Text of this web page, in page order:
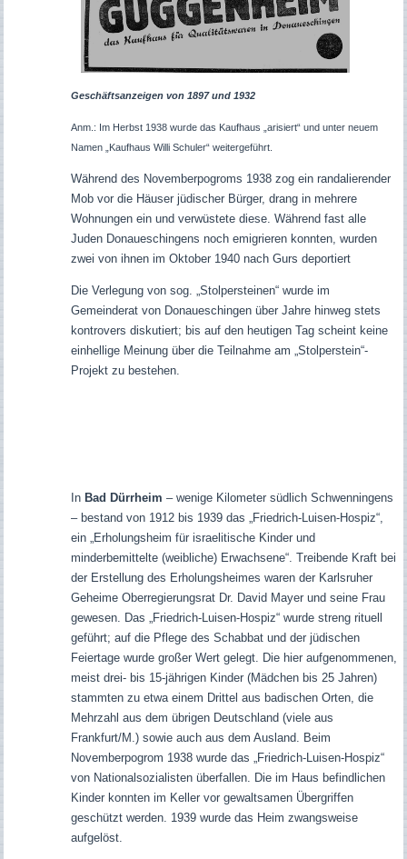
Geschäftsanzeigen von 1897 und 1932
Anm.: Im Herbst 1938 wurde das Kaufhaus „arisiert“ und unter neuem
Namen „Kaufhaus Willi Schuler“ weitergeführt.
Während des Novemberpogroms 1938 zog ein randalierender
Mob vor die Häuser jüdischer Bürger, drang in mehrere
Wohnungen ein und verwüstete diese. Während fast alle
Juden Donaueschingens noch emigrieren konnten, wurden
zwei von ihnen im Oktober 1940 nach Gurs deportiert
Die Verlegung von sog. „Stolpersteinen“ wurde im
Gemeinderat von Donaueschingen über Jahre hinweg stets
kontrovers diskutiert; bis auf den heutigen Tag scheint keine
einhellige Meinung über die Teilnahme am „Stolperstein“-
Projekt zu bestehen.
In Bad Dürrheim – wenige Kilometer südlich Schwenningens
– bestand von 1912 bis 1939 das „Friedrich-Luisen-Hospiz“,
ein „Erholungsheim für israelitische Kinder und
minderbemittelte (weibliche) Erwachsene“. Treibende Kraft bei
der Erstellung des Erholungsheimes waren der Karlsruher
Geheime Oberregierungsrat Dr. David Mayer und seine Frau
gewesen. Das „Friedrich-Luisen-Hospiz“ wurde streng rituell
geführt; auf die Pflege des Schabbat und der jüdischen
Feiertage wurde großer Wert gelegt. Die hier aufgenommenen,
meist drei- bis 15-jährigen Kinder (Mädchen bis 25 Jahren)
stammten zu etwa einem Drittel aus badischen Orten, die
Mehrzahl aus dem übrigen Deutschland (viele aus
Frankfurt/M.) sowie auch aus dem Ausland.
Beim
Novemberpogrom 1938 wurde das „Friedrich-Luisen-Hospiz“
von Nationalsozialisten überfallen. Die im Haus befindlichen
Kinder konnten im Keller vor gewaltsamen Übergriffen
geschützt werden. 1939 wurde das Heim zwangsweise
aufgelöst.